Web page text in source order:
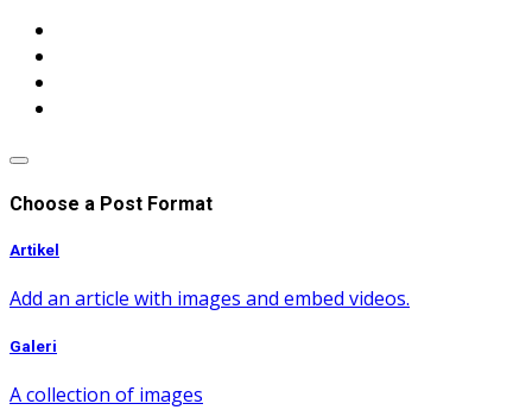
Choose a Post Format
Artikel
Add an article with images and embed videos.
Galeri
A collection of images